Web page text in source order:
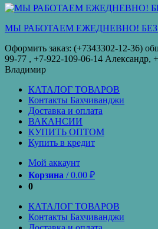
кредит
МЫ РАБОТАЕМ ЕЖЕДНЕВНО!
Оформить заказ: (+7343302-12-36)
99-77‬ , +7-922-109-06-14 Александр,
Владимир
КАТАЛОГ ТОВАРОВ
Контакты Бахчиванджи
Доставка и оплата
ВАКАНСИИ
КУПИТЬ ОПТОМ
Купить в кредит
Мой аккаунт
Корзина /0.00 ₽
0
КАТАЛОГ ТОВАРОВ
Контакты Бахчиванджи